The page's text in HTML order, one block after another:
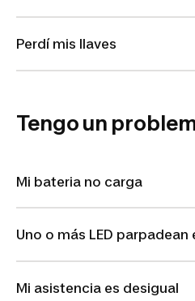
Perdí mis llaves
Tengo un
Mi bateria no carga
Uno o más LED
Mi asistencia es desigual